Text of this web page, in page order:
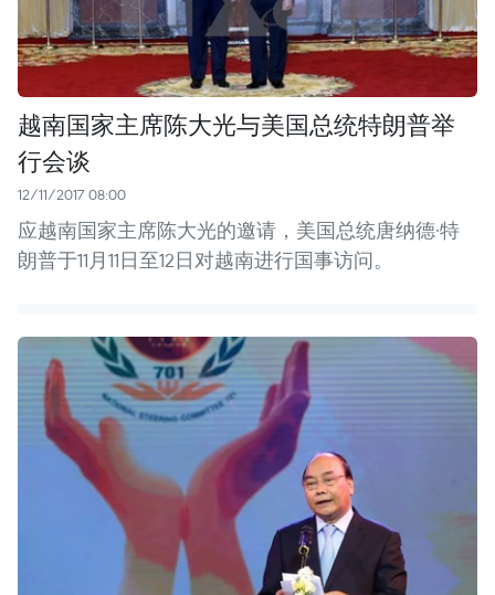
越南国家主席陈大光与美国总统特朗普举
行会谈
12/11/2017 08:00
应越南国家主席陈大光的邀请，美国总统唐纳德·特
朗普于11月11日至12日对越南进行国事访问。